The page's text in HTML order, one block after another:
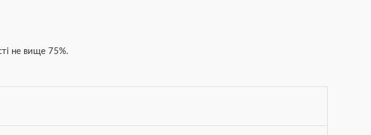
не вище 75%.